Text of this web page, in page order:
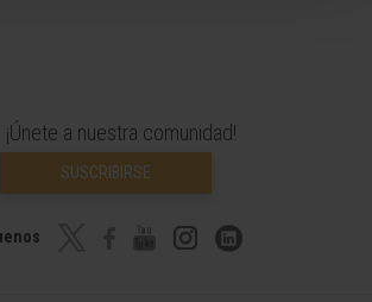
¡Únete a nuestra comunidad!
SUSCRIBIRSE